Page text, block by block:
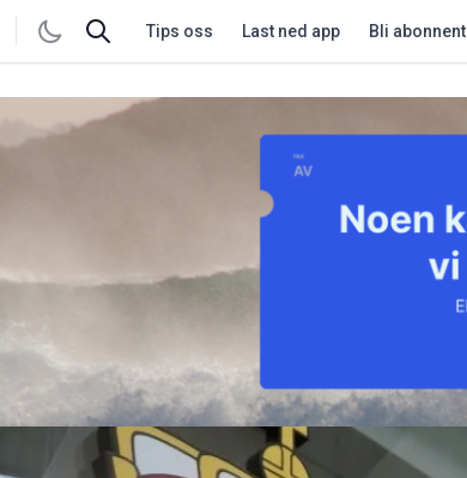
Tips oss Last ned app Bli abonnent